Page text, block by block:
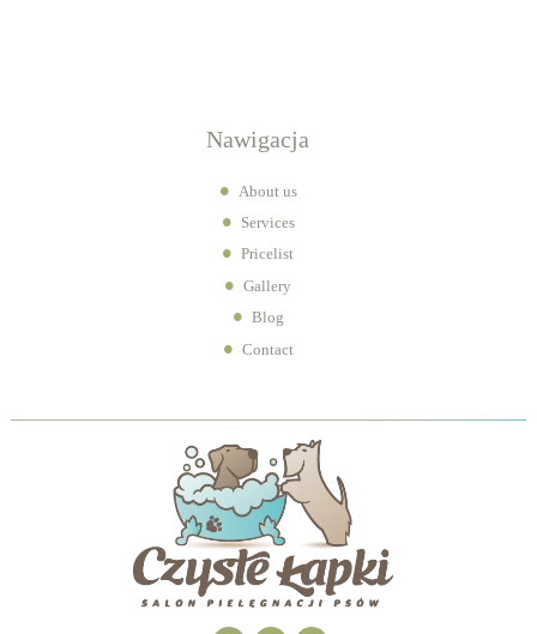
Nawigacja
About us
Services
Pricelist
Gallery
Blog
Contact